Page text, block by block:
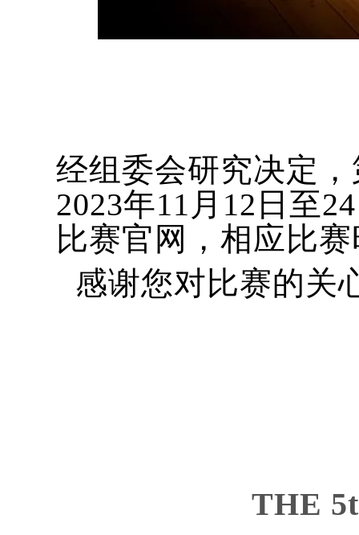
经组委会研究决定
2023年11月12日至
比赛官网，相应比
感谢您对比赛的关
THE